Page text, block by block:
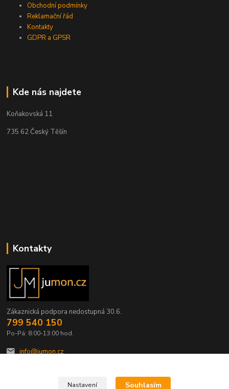
Obchodní podmínky
Reklamační řád
Kontakty
GDPR a GPSR
Kde nás najdete
Koňakovská 11
735 62 Český Těšín
Kontakty
Zákaznická podpora nedostupná 30.6.
799 540 150
Po-Pá: 8:00-13:00 hod.
info@jumon.cz
Nastavení Souhlasím